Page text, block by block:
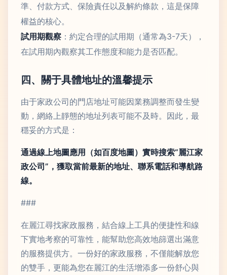
準、付款方式、保險責任以及解約條款，這是保障
權益的核心。
試用期觀察 ：約定合理的試用期（通常為3-7天），
在試用期內觀察其工作態度和能力是否匹配。
四、關于具體地址的溫馨提示
由于家政公司的門店地址可能因業務調整而發生變
動，網絡上靜態的地址列表可能不及時。因此，最
穩妥的方式是：
通過線上地圖應用（如百度地圖）實時搜索“麗江家
政公司”，獲取當前最新的地址、聯系電話和導航路
線。
###
在麗江尋找家政服務，結合線上工具的便捷性和線
下實地考察的可靠性，能幫助您高效地篩選出滿意
的服務提供方。一份好的家政服務，不僅能解放您
的雙手，更能為您在麗江的生活增添多一份舒心與